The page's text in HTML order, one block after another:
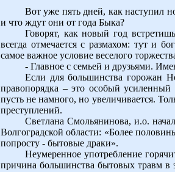
Вот уже пять дней, как наступил
и что ждут они от года Быка?
Говорят, как новый год
всегда отмечается с размахом: тут и
самое важное условие веселого
- Главное с семьей и друзьями.
Если для большинства горожан
правопорядка – это особый
пусть не намного, но увеличивается.
преступлений.
Светлана Смольянинова, и.о.
Волгоградской области: «Более
попросту - бытовые драки».
Неумеренное употребление
причина большинства бытовых травм